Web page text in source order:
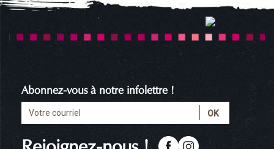
Rejoignez-nous !
Abonnez-vous à notre infolettre !